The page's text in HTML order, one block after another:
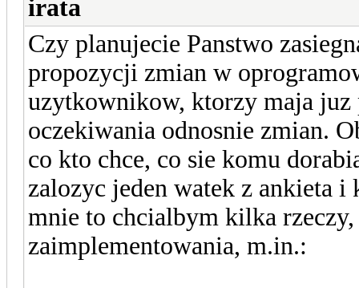
irata
Czy planujecie Panstwo
propozycji zmian w
uzytkownikow, ktorzy maja
oczekiwania odnosnie zmian.
co kto chce, co sie komu
zalozyc jeden watek z ankieta
mnie to chcialbym kilka
zaimplementowania, m.in.: